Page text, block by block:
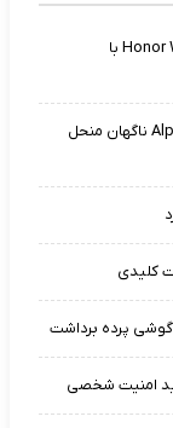
باتری ۱۰هزار میلی‌آمپری در راه است؛ Honor Win ۲ Pro Max با
پایان یک افسانه در گوگل؛ چرا تیم سازنده AlphaFold ناگهان منحل
کلیدی
پرده برداشت
امنیت شخصی